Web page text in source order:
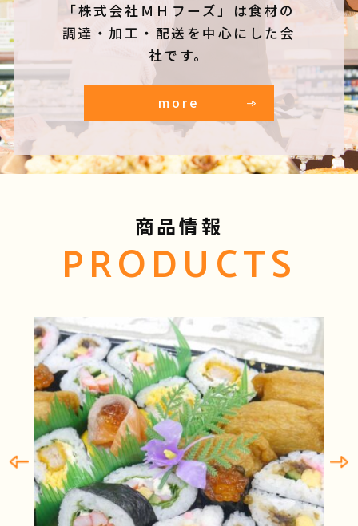
「株式会社ＭＨフーズ」は食材の
調達・加工・配送を中心にした会
社です。
more
商品情報
PRODUCTS